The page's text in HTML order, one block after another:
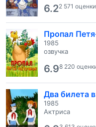
6.22 571 оценки
Пропал
1985
озвучка
6.98 220
Два билета
1985
Актриса